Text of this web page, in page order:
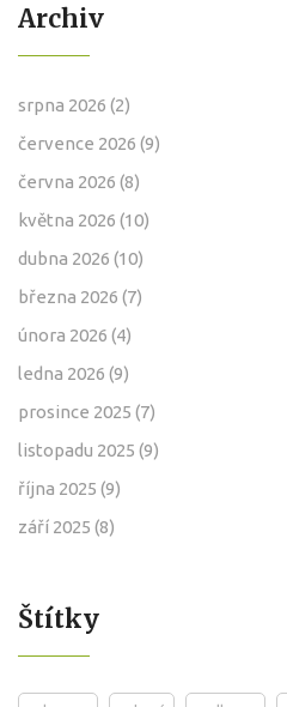
Archiv
srpna 2026 (2)
července 2026 (9)
června 2026 (8)
května 2026 (10)
dubna 2026 (10)
března 2026 (7)
února 2026 (4)
ledna 2026 (9)
prosince 2025 (7)
listopadu 2025 (9)
října 2025 (9)
září 2025 (8)
Štítky